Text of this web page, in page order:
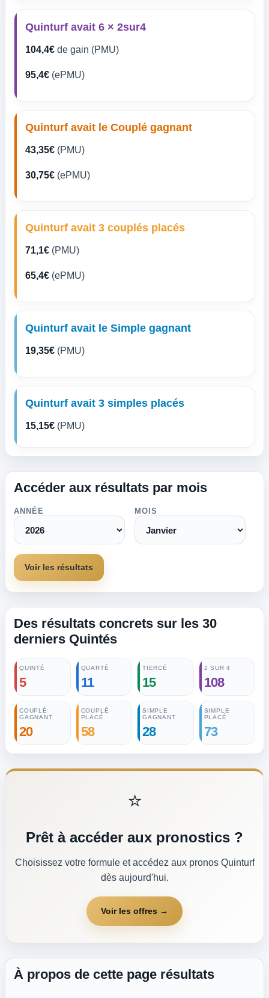
Quinturf avait 6 × 2sur4
104,4€ de gain (PMU)
95,4€ (ePMU)
Quinturf avait le Couplé gagnant
43,35€ (PMU)
30,75€ (ePMU)
Quinturf avait 3 couplés placés
71,1€ (PMU)
65,4€ (ePMU)
Quinturf avait le Simple gagnant
19,35€ (PMU)
Quinturf avait 3 simples placés
15,15€ (PMU)
Accéder aux résultats par mois
ANNÉE MOIS
Voir les résultats
Des résultats concrets sur les 30
derniers Quintés
QUINTÉ
5
QUARTÉ
11
TIERCÉ
15
2 SUR 4
108
COUPLÉ
GAGNANT
20
COUPLÉ
PLACÉ
58
SIMPLE
GAGNANT
28
SIMPLE
PLACÉ
73
⭐
Prêt à accéder aux pronostics ?
Choisissez votre formule et accédez aux pronos Quinturf
dès aujourd'hui.
Voir les offres →
À propos de cette page résultats